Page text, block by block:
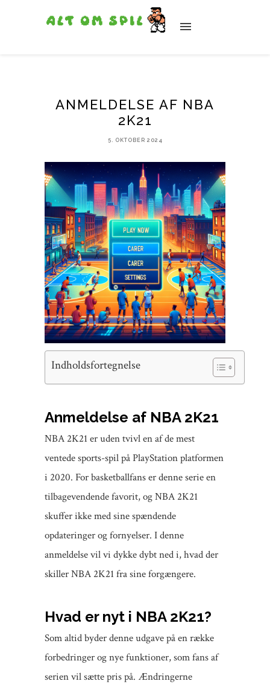
ANMELDELSE AF NBA
2K21
5. OKTOBER 2024
Indholdsfortegnelse
Anmeldelse af NBA 2K21
NBA 2K21 er uden tvivl en af de mest
ventede sports-spil på PlayStation platformen
i 2020. For basketballfans er denne serie en
tilbagevendende favorit, og NBA 2K21
skuffer ikke med sine spændende
opdateringer og fornyelser. I denne
anmeldelse vil vi dykke dybt ned i, hvad der
skiller NBA 2K21 fra sine forgængere.
Hvad er nyt i NBA 2K21?
Som altid byder denne udgave på en række
forbedringer og nye funktioner, som fans af
serien vil sætte pris på. Ændringerne